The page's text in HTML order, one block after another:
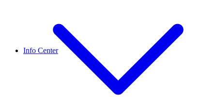
Info Center